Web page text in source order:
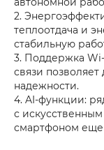
2.
теплоотдача и
стабильную
3. Поддержка
связи
надежности.
4. AI-функции:
с
смартфоном